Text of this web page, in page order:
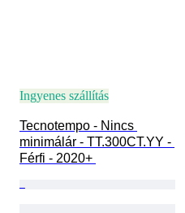
Ingyenes szállítás
Tecnotempo - Nincs
minimálár - TT.300CT.YY -
Férfi - 2020+